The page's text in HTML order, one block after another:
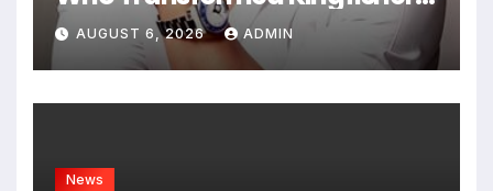
Villa Into King’s Mansion In
Goa
AUGUST 6, 2026 ADMIN
News